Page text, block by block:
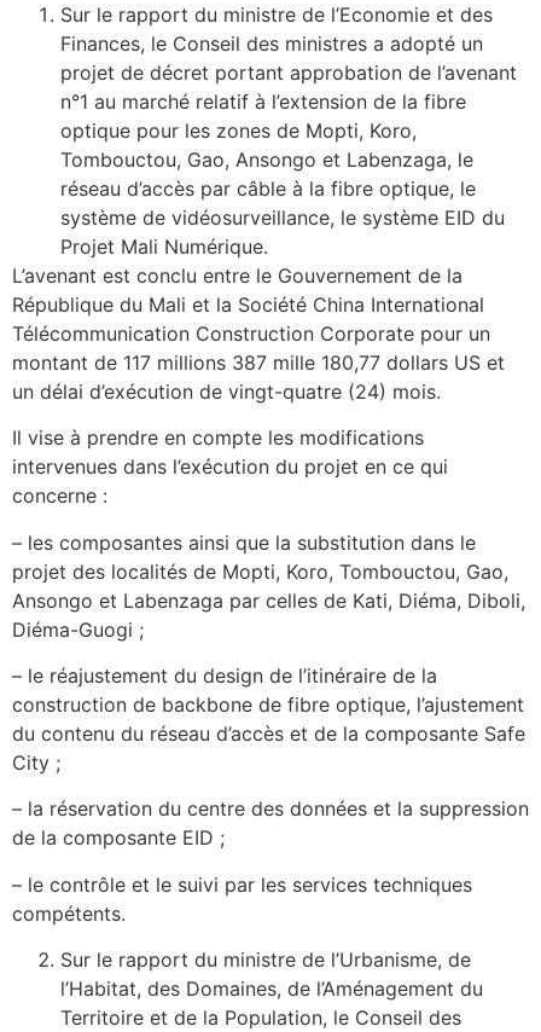
Sur le rapport du ministre de l’Economie et des
Finances, le Conseil des ministres a adopté un
projet de décret portant approbation de l’avenant
n°1 au marché relatif à l’extension de la fibre
optique pour les zones de Mopti, Koro,
Tombouctou, Gao, Ansongo et Labenzaga, le
réseau d’accès par câble à la fibre optique, le
système de vidéosurveillance, le système EID du
Projet Mali Numérique.
L’avenant est conclu entre le Gouvernement de la
République du Mali et la Société China International
Télécommunication Construction Corporate pour un
montant de 117 millions 387 mille 180,77 dollars US et
un délai d’exécution de vingt-quatre (24) mois.
Il vise à prendre en compte les modifications
intervenues dans l’exécution du projet en ce qui
concerne :
– les composantes ainsi que la substitution dans le
projet des localités de Mopti, Koro, Tombouctou, Gao,
Ansongo et Labenzaga par celles de Kati, Diéma, Diboli,
Diéma-Guogi ;
– le réajustement du design de l’itinéraire de la
construction de backbone de fibre optique, l’ajustement
du contenu du réseau d’accès et de la composante Safe
City ;
– la réservation du centre des données et la suppression
de la composante EID ;
– le contrôle et le suivi par les services techniques
compétents.
Sur le rapport du ministre de l’Urbanisme, de
l’Habitat, des Domaines, de l’Aménagement du
Territoire et de la Population, le Conseil des